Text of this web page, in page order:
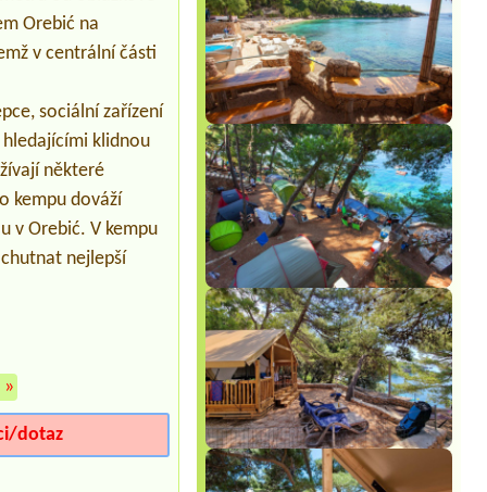
Orebić na
v centrální části
sociální zařízení
klidnou
některé
kempu dováží
v Orebić. V kempu
nejlepší
»
dotaz